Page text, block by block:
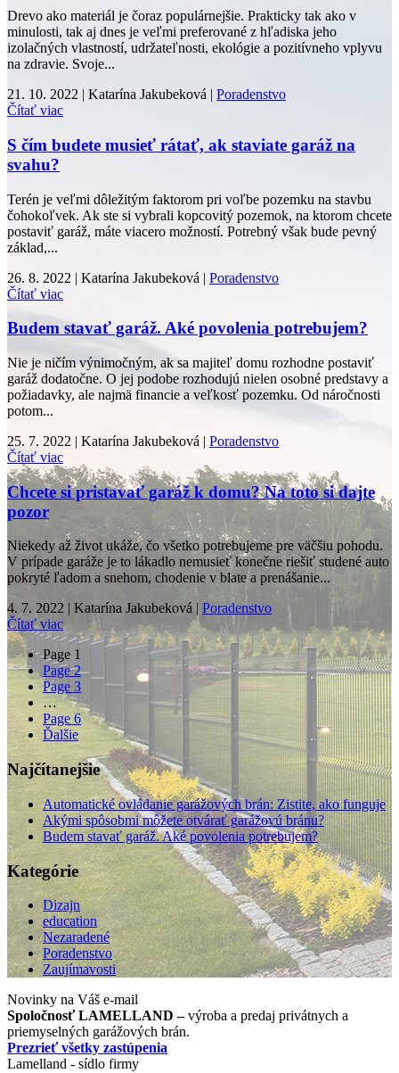
Drevo ako materiál je čoraz populárnejšie. Prakticky tak ako v
minulosti, tak aj dnes je veľmi preferované z hľadiska jeho
izolačných vlastností, udržateľnosti, ekológie a pozitívneho vplyvu
na zdravie. Svoje...
21. 10. 2022 | Katarína Jakubeková | Poradenstvo
Čítať viac
S čím budete musieť rátať, ak staviate garáž na
svahu?
Terén je veľmi dôležitým faktorom pri voľbe pozemku na stavbu
čohokoľvek. Ak ste si vybrali kopcovitý pozemok, na ktorom chcete
postaviť garáž, máte viacero možností. Potrebný však bude pevný
základ,...
26. 8. 2022 | Katarína Jakubeková | Poradenstvo
Čítať viac
Budem stavať garáž. Aké povolenia potrebujem?
Nie je ničím výnimočným, ak sa majiteľ domu rozhodne postaviť
garáž dodatočne. O jej podobe rozhodujú nielen osobné predstavy a
požiadavky, ale najmä financie a veľkosť pozemku. Od náročnosti
potom...
25. 7. 2022 | Katarína Jakubeková | Poradenstvo
Čítať viac
Chcete si pristavať garáž k domu? Na toto si dajte
pozor
Niekedy až život ukáže, čo všetko potrebujeme pre väčšiu pohodu.
V prípade garáže je to lákadlo nemusieť konečne riešiť studené auto
pokryté ľadom a snehom, chodenie v blate a prenášanie...
4. 7. 2022 | Katarína Jakubeková | Poradenstvo
Čítať viac
Page 1
Page2
Page 3
…
Page 6
Ďalšie
Najčítanejšie
Automatické ovládanie garážových brán: Zistite, ako funguje
Akými spôsobmi môžete otvárať garážovú bránu?
Budem stavať garáž. Aké povolenia potrebujem?
Kategórie
Dizajn
education
Nezaradené
Poradenstvo
Zaujímavosti
Novinky na Váš e-mail
Spoločnosť LAMELLAND –výroba a predaj privátnych a
priemyselných garážových brán.
Prezrieť všetky zastúpenia
Lamelland - sídlo firmy